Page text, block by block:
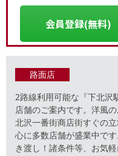
会員登録(無料)
路面店
2路線利用可能な『下北沢
店舗のご案内です。洋風
北沢一番街商店街すぐの
心に多数店舗が盛業中で
き渡し！諸条件等、お気